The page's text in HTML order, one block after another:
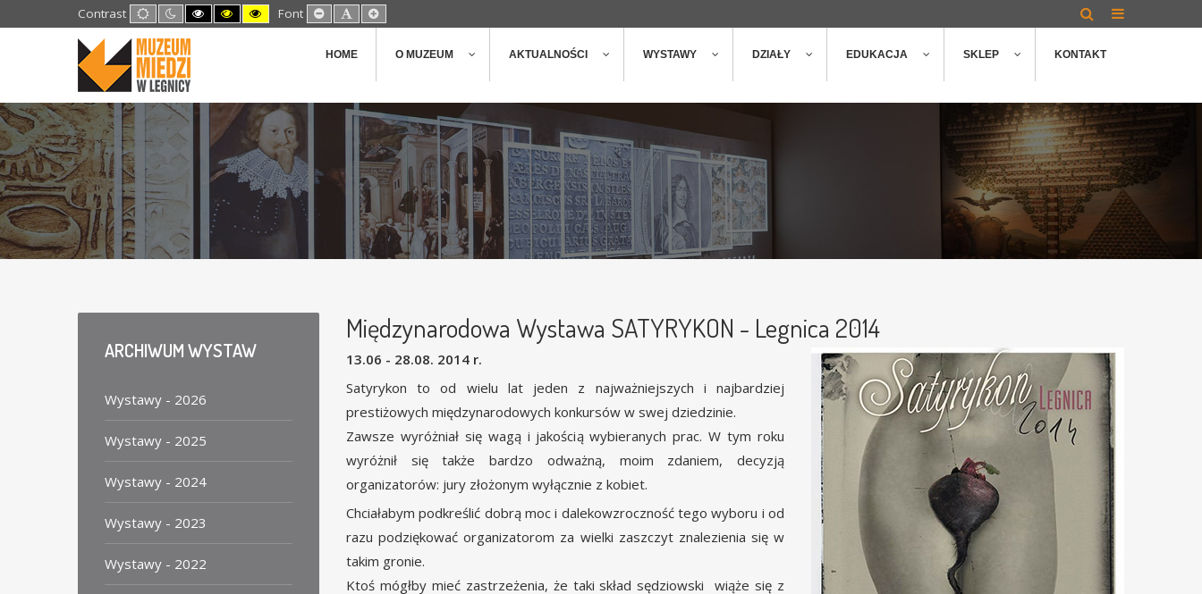
Contrast Default
mode
Night
mode
High
Contrast
High
Contrast
High
Contrast
Font Set
Smaller
Set
Default
Set
Larger
HOME O MUZEUM AKTUALNOŚCI WYSTAWY DZIAŁY EDUKACJA SKLEP KONTAKT
Międzynarodowa Wystawa SATYRYKON - Legnica 2014
13.06 - 28.08. 2014 r.
Satyrykon to od wielu lat jeden z najważniejszych i najbardziej
prestiżowych międzynarodowych konkursów w swej dziedzinie.
Zawsze wyróżniał się wagą i jakością wybieranych prac. W tym roku
wyróżnił się także bardzo odważną, moim zdaniem, decyzją
organizatorów: jury złożonym wyłącznie z kobiet.
Chciałabym podkreślić dobrą moc i dalekowzroczność tego wyboru i od
razu podziękować organizatorom za wielki zaszczyt znalezienia się w
takim gronie.
Ktoś mógłby mieć zastrzeżenia, że taki skład sędziowski wiąże się z
ARCHIWUMWYSTAW
Wystawy - 2026
Wystawy - 2025
Wystawy - 2024
Wystawy - 2023
Wystawy - 2022